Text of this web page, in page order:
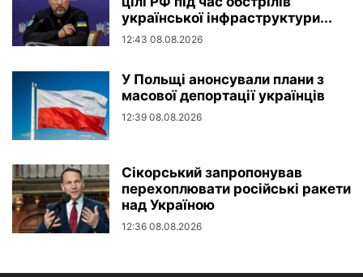
української інфраструктури...
12:43 08.08.2026
У Польщі анонсували плани з
масової депортації українців
12:39 08.08.2026
Сікорський запропонував
перехоплювати російські ракети
над Україною
12:36 08.08.2026